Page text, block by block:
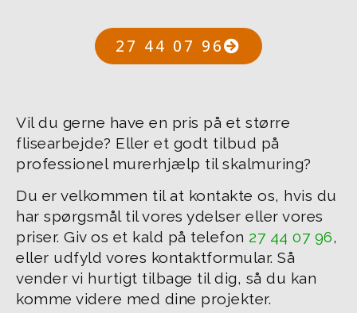
27 44 07 96
Vil du gerne have en pris på et større
flisearbejde? Eller et godt tilbud på
professionel murerhjælp til skalmuring?
Du er velkommen til at kontakte os, hvis du
har spørgsmål til vores ydelser eller vores
priser. Giv os et kald på telefon 27 44 07 96,
eller udfyld vores kontaktformular. Så
vender vi hurtigt tilbage til dig, så du kan
komme videre med dine projekter.